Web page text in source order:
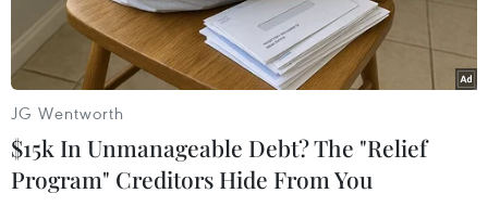
hồi giấy phép khaithác khoáng sản của Công ty
cổ phần đầu tư công nghiệp Tân Kiên thuộc Tập
đoànTân Tạo (Thành phố Hồ Chí Minh).
Thổ Sơn (Hòn Đất) của công tynày sẽ bị thu hồi.
JG Wentworth
$15k In Unmanageable Debt? The "Relief
Program" Creditors Hide From You